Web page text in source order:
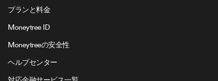
プランと料金
Moneytree ID
Moneytreeの安全性
ヘルプセンター